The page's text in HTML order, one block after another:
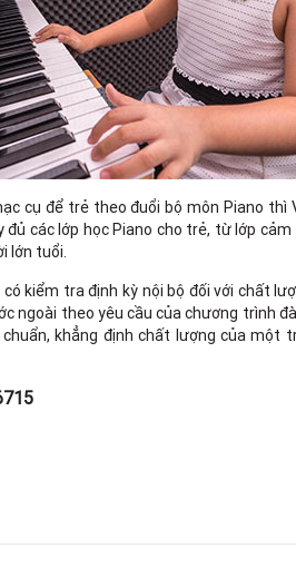
cụ để trẻ theo đuổi bộ môn Piano thì
các lớp học Piano cho trẻ, từ lớp
lớn tuổi.
kiểm tra định kỳ nội bộ đối với chất
ngoài theo yêu cầu của chương trình
khẳng định chất lượng của một